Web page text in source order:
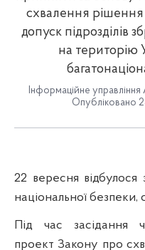
схвалення
допуск підрозділів
на територію
Інформаційне
Опубліковано
22 вересня відбулося
національної безпеки,
Під час засідання
проект Закону про